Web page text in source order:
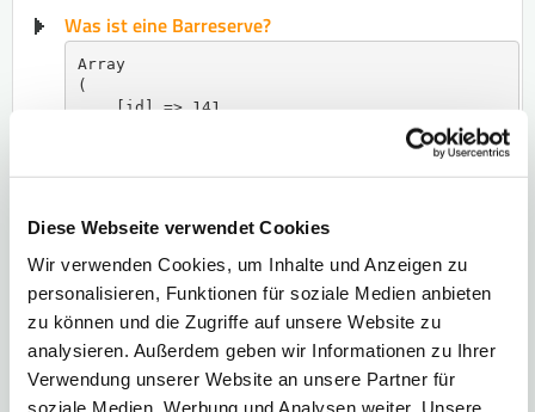
Diese Webseite verwendet Cookies
Wir verwenden Cookies, um Inhalte und Anzeigen zu
personalisieren, Funktionen für soziale Medien anbieten
zu können und die Zugriffe auf unsere Website zu
analysieren. Außerdem geben wir Informationen zu Ihrer
Verwendung unserer Website an unsere Partner für
soziale Medien, Werbung und Analysen weiter. Unsere
Was ist eine Barreserve?
Array
(
    [id] => 141
    [title] => Was ist eine Barreserve?
    [url] =>
    [pos] => 0
    [video_resource_id] => 0
    [type] => 2
    [image_copyright] => www.lars-erichsen.de
    [createdby] => 3
    [createdon] => 2016-11-21 15:18:57
    [editedby] => 0
    [editedon] => 0000-00-00 00:00:00